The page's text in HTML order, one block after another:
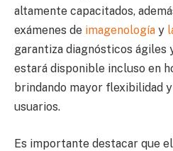
altamente capacitados,
exámenes de imagenología y
garantiza diagnósticos ágiles
estará disponible incluso en
brindando mayor flexibilidad
usuarios.
Es importante destacar que